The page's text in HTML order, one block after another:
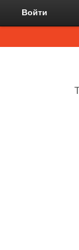
Войти